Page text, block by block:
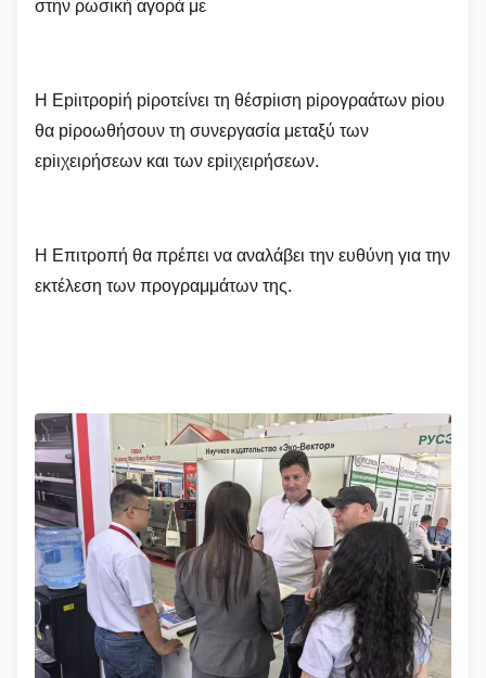
στην ρωσική αγορά με
Η Εpiιτροpiή piροτείνει τη θέσpiιση piρογραάτων piου
θα piροωθήσουν τη συνεργασία μεταξύ των
εpiιχειρήσεων και των εpiιχειρήσεων.
Η Επιτροπή θα πρέπει να αναλάβει την ευθύνη για την
εκτέλεση των προγραμμάτων της.